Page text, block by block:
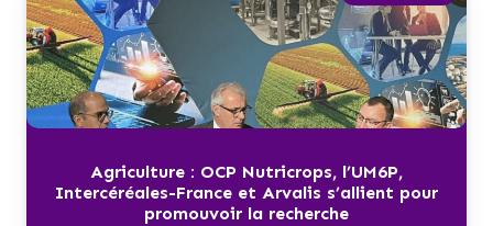
Agriculture : OCP Nutricrops, l’UM6P,
Intercéréales-France et Arvalis s’allient pour
promouvoir la recherche